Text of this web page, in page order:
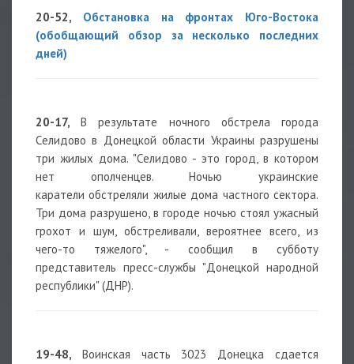
20-52, Обстановка на фронтах Юго-Востока
(обобщающий обзор за несколько последних
дней)
20-17,В результате ночного обстрела города
Селидово в Донецкой области Украины разрушены
три жилых дома. "Селидово - это город, в котором
нет ополченцев. Ночью украинские
каратели обстреляли жилые дома частного сектора.
Три дома разрушено, в городе ночью стоял ужасный
грохот и шум, обстреливали, вероятнее всего, из
чего-то тяжелого", - сообщил в субботу
представитель пресс-службы "Донецкой народной
республики" (ДНР).
19-48, Воинская часть 3023 Донецка сдается